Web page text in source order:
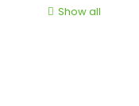
Show all